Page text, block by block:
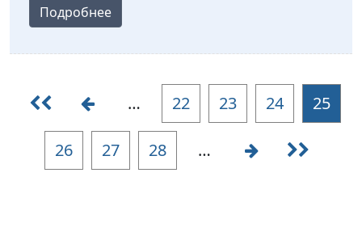
Подробнее
… 22 23 24 25
26 27 28 …